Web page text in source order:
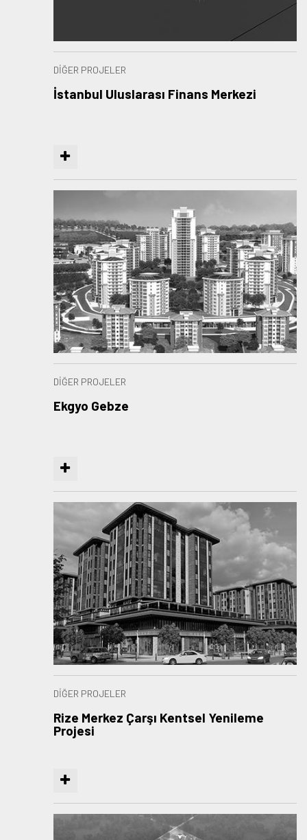
DİĞER PROJELER
İstanbul Uluslarası Finans Merkezi
DİĞER PROJELER
Ekgyo Gebze
DİĞER PROJELER
Rize Merkez Çarşı Kentsel Yenileme
Projesi